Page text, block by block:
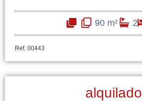
90 m² 2
Ref. 00443
alquilado